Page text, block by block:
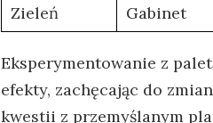
Zieleń
Gabinet
Eksperymentowanie z
efekty, ​zachęcając do
kwestii⁢ z przemyślanym